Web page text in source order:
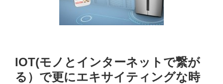
IOT(モノとインターネットで繋が
る）で更にエキサイティングな時